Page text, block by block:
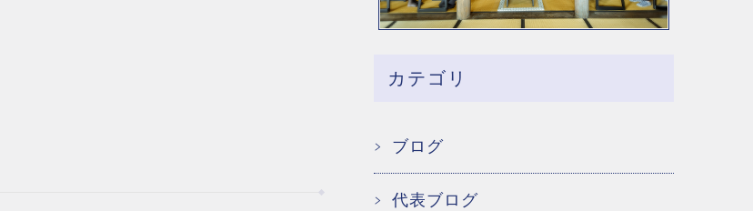
カテゴリ
ブログ
代表ブログ